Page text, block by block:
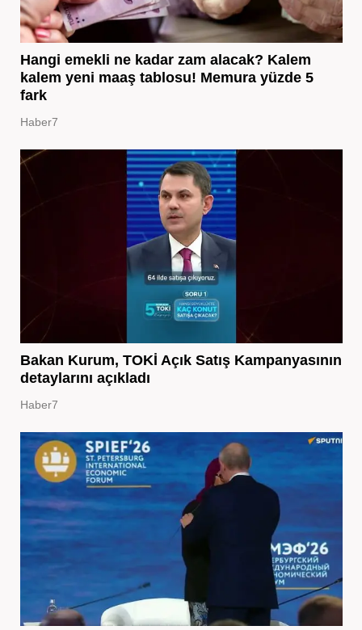
Hangi emekli ne kadar zam alacak? Kalem
kalem yeni maaş tablosu! Memura yüzde 5
fark
Haber7
Bakan Kurum, TOKİ Açık Satış Kampanyasının
detaylarını açıkladı
Haber7